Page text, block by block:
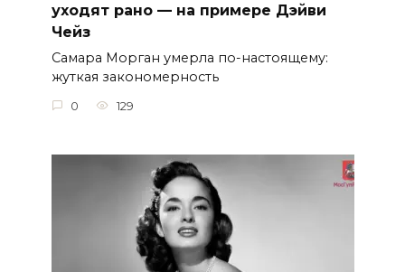
уходят рано — на примере Дэйви
Чейз
Самара Морган умерла по-настоящему:
жуткая закономерность
0 129